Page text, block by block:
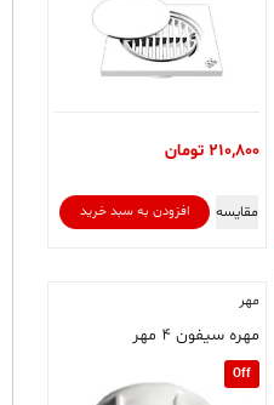
210,800 تومان
افزودن به سبد خرید مقایسه
مهر
مهره سیفون ۴ مهر
Off